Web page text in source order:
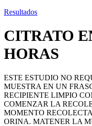
Resultados
CITRATO
HORAS
ESTE ESTUDIO NO
MUESTRA EN UN
RECIPIENTE LIMPIO
COMENZAR LA
MOMENTO
ORINA. MATENER LA